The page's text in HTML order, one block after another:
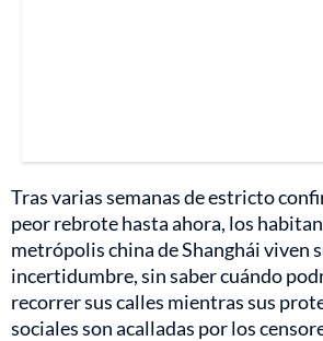
Tras varias semanas de estricto
peor rebrote hasta ahora, los
metrópolis china de Shanghái viven
incertidumbre, sin saber cuándo
recorrer sus calles mientras sus
sociales son acalladas por los